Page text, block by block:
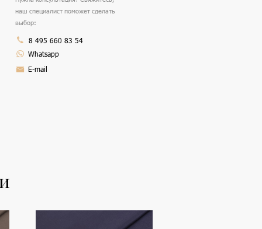
наш специалист поможет сделать
выбор:
8 495 660 83 54
Whatsapp
E-mail